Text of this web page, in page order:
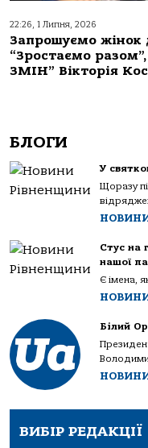
22:26, 1 Липня, 2026
Запрошуємо жінок
“Зростаємо
ЗМІН” Вікторія
БЛОГИ
У
Щоразу
Стус на
нашої
Є імена,
Білий
ВИБІР РЕДАКЦІЇ